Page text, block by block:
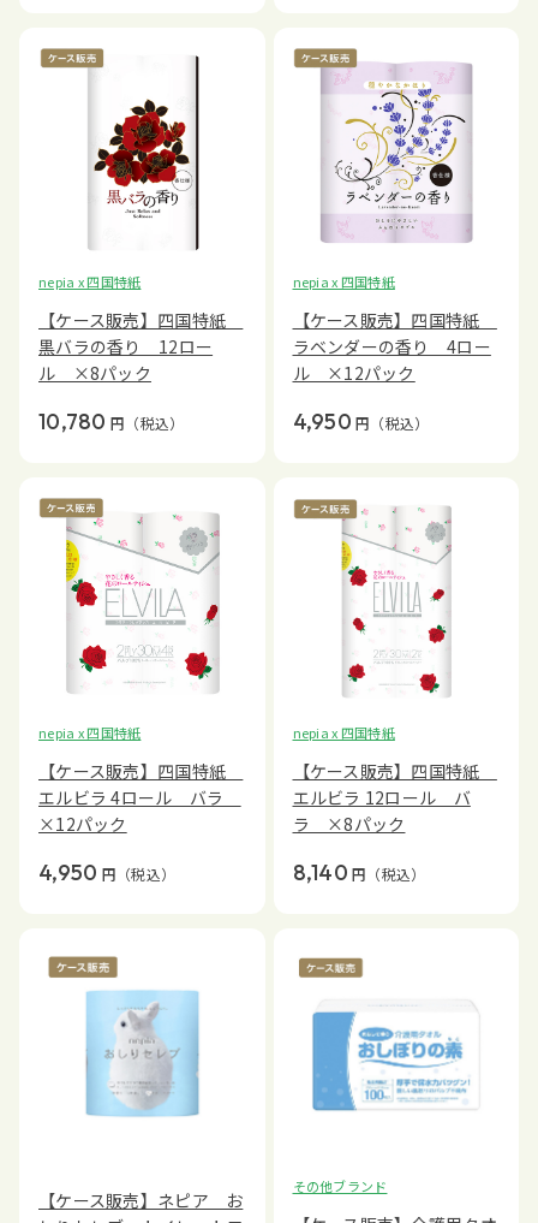
nepia x 四国特紙
【ケース販売】四国特紙
黒バラの香り 12ロー
ル ×8パック
10,780 円 （税込）
nepia x 四国特紙
【ケース販売】四国特紙
ラベンダーの香り 4ロー
ル ×12パック
4,950 円 （税込）
nepia x 四国特紙
【ケース販売】四国特紙
エルビラ 4ロール バラ
×12パック
4,950 円 （税込）
nepia x 四国特紙
【ケース販売】四国特紙
エルビラ 12ロール バ
ラ ×8パック
8,140 円 （税込）
【ケース販売】ネピア お
その他ブランド